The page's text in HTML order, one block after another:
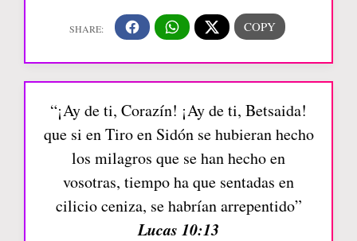
“¡Ay de ti, Corazín! ¡Ay de ti, Betsaida!
que si en Tiro en Sidón se hubieran hecho
los milagros que se han hecho en
vosotras, tiempo ha que sentadas en
cilicio ceniza, se habrían arrepentido”
Lucas 10:13